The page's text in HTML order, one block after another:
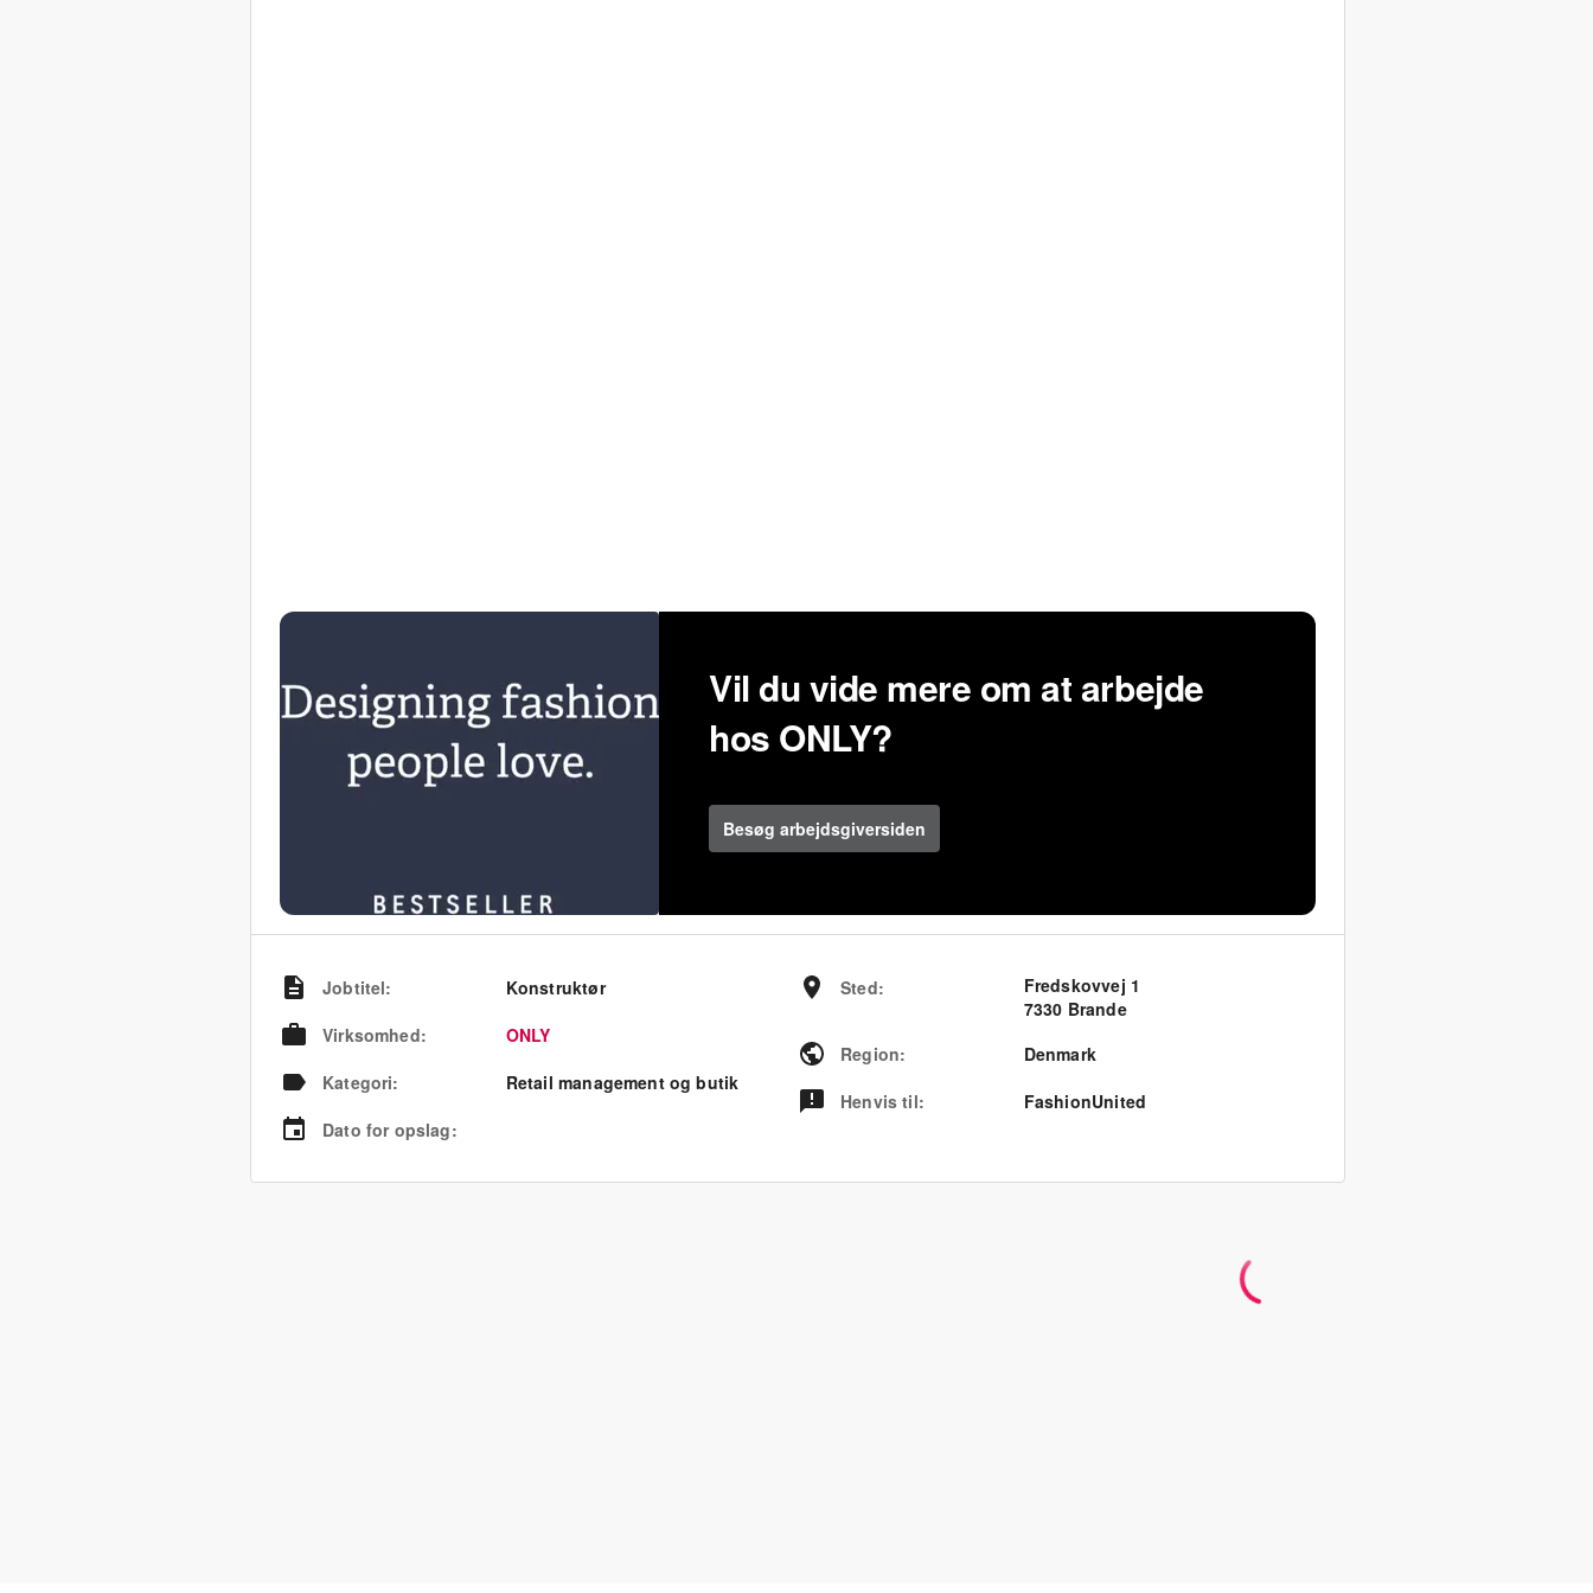
Vil du vide mere om at arbejde
hos ONLY?
Besøg arbejdsgiversiden
Jobtitel:
Konstruktør
Virksomhed:
ONLY
Kategori:
Retail management og butik
Dato for opslag:
Sted:
Fredskovvej 1
7330 Brande
Region:
Denmark
Henvis til: FashionUnited